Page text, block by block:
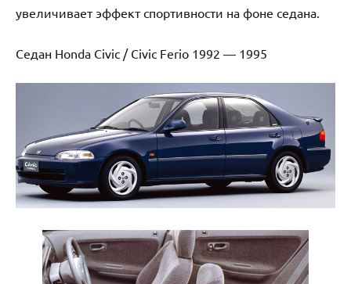
увеличивает эффект спортивности на фоне седана.
Седан Honda Civic / Civic Ferio 1992 — 1995